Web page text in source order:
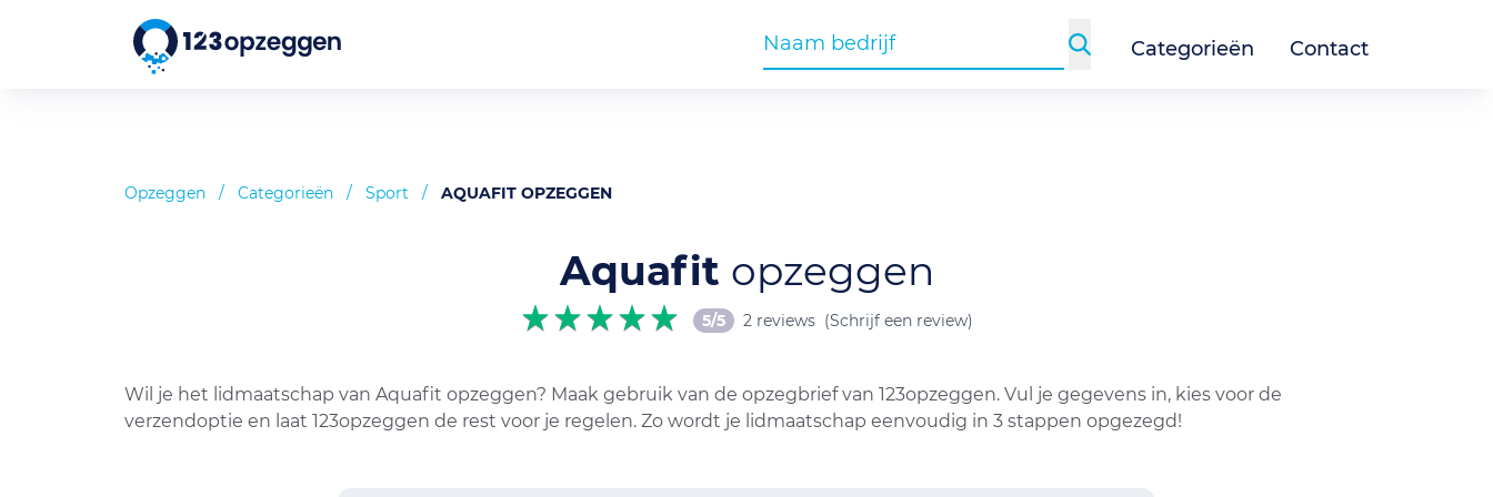
Categorieën Contact
Opzeggen / Categorieën / Sport / AQUAFIT OPZEGGEN
Aquafit opzeggen
5/5 2 reviews (Schrijf een review)
Wil je het lidmaatschap van Aquafit opzeggen? Maak gebruik van de opzegbrief van 123opzeggen. Vul je gegevens in, kies voor de
verzendoptie en laat 123opzeggen de rest voor je regelen. Zo wordt je lidmaatschap eenvoudig in 3 stappen opgezegd!